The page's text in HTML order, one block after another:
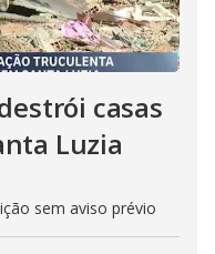
casas
Luzia
sem aviso prévio